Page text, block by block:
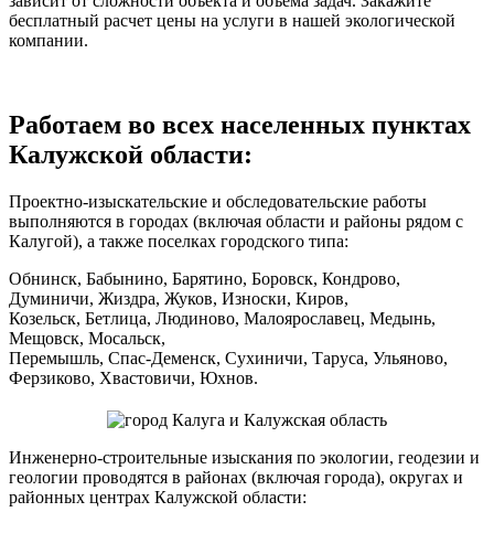
бесплатный расчет цены на услуги в нашей экологической
компании.
Работаем во всех населенных пунктах
Калужской области:
Проектно-изыскательские и обследовательские работы
выполняются в городах (включая области и районы рядом с
Калугой), а также поселках городского типа:
Обнинск, Бабынино, Барятино, Боровск, Кондрово,
Думиничи, Жиздра, Жуков, Износки, Киров,
Козельск, Бетлица, Людиново, Малоярославец, Медынь,
Мещовск, Мосальск,
Перемышль, Спас-Деменск, Сухиничи, Таруса, Ульяново,
Ферзиково, Хвастовичи, Юхнов.
Инженерно-строительные изыскания по экологии, геодезии и
геологии проводятся в районах (включая города), округах и
районных центрах Калужской области: